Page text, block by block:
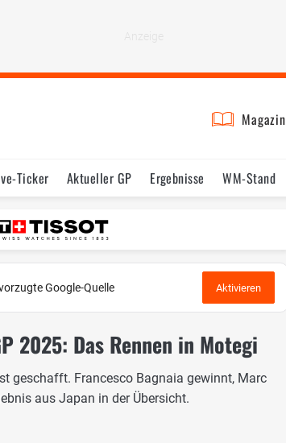
Magazin
Ticker Aktueller GP Ergebnisse WM-Stand
Testfahrten Reglement
Google-Quelle Aktivieren
2025: Das Rennen in Motegi
geschafft. Francesco Bagnaia gewinnt, Marc
aus Japan in der Übersicht.